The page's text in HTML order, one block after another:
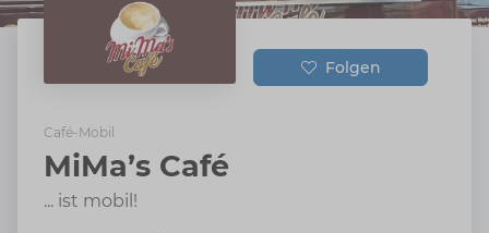
Folgen
Café-Mobil
MiMa’s Café
... ist mobil!